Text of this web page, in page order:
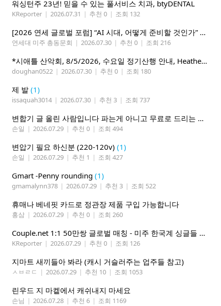
워싱턴주 23년! 믿을 수 있는 풀서비스 치과, btyDENTAL
KReporter | 2026.07.31 | 추천 0 | 조회 132
[2026 연세 글로벌 포럼] “AI 시대, 어떻게 준비할 것인가” 8월 7-10일 벨뷰 개최
연세대 미주 총동문회 | 2026.07.30 | 추천 0 | 조회 216
*시애틀 산악회, 8/5/2026, 수요일 정기산행 안내, Heather Lake*
doughan0522 | 2026.07.30 | 추천 0 | 조회 180
제 발 (1)
issaquah3014 | 2026.07.30 | 추천 3 | 조회 737
변합기 글 올린 사람입니다 파는게 아니고 무료로 드리는 겁니다 필요하신분 연락처 남겨주시면 됩니다
손일 | 2026.07.29 | 추천 0 | 조회 494
변압기 필요 하신분 (220-120v) (1)
손일 | 2026.07.29 | 추천 1 | 조회 427
Gmart -Penny rounding (1)
gmamalynn378 | 2026.07.29 | 추천 3 | 조회 522
휴매나 베네핏 카드로 정관장 제품 구입 가능합니다
홍삼 | 2026.07.29 | 추천 0 | 조회 260
Couple.net 1:1 50만쌍 글로벌 매칭 - 미주 한국계 싱글들 모이세요
KReporter | 2026.07.29 | 추천 0 | 조회 126
지마트 새끼들아 봐라 (캐시 거슬러주는 업주들 참고)
ㅅㅂㄹㄷ | 2026.07.29 | 추천 10 | 조회 1053
린우드 지 마켙에서 캐쉬내지 마세요
손님 | 2026.07.28 | 추천 6 | 조회 1169